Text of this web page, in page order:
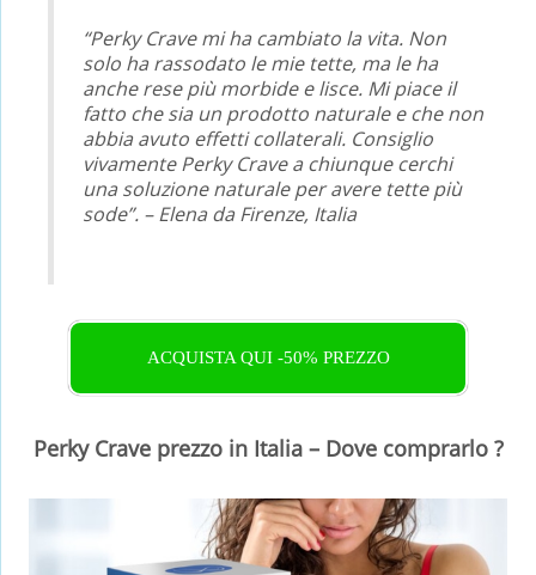
“Perky Crave mi ha cambiato la vita. Non
solo ha rassodato le mie tette, ma le ha
anche rese più morbide e lisce. Mi piace il
fatto che sia un prodotto naturale e che non
abbia avuto effetti collaterali. Consiglio
vivamente Perky Crave a chiunque cerchi
una soluzione naturale per avere tette più
sode”. – Elena da Firenze, Italia
ACQUISTA QUI -50% PREZZO
Perky Crave prezzo in Italia – Dove comprarlo ?